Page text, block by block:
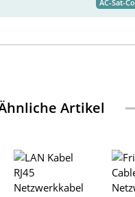
AC-Sat-
Artikel